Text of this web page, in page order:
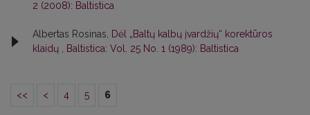
2 (2008): Baltistica
Albertas Rosinas,
Dėl „Baltų kalbų įvardžių“ korektūros
klaidų
Baltistica: Vol. 25 No. 1 (1989): Baltistica
<< < 4 5 6